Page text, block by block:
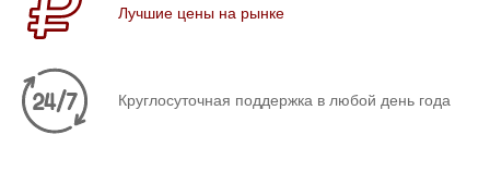
Лучшие цены на рынке
Круглосуточная поддержка в любой день года